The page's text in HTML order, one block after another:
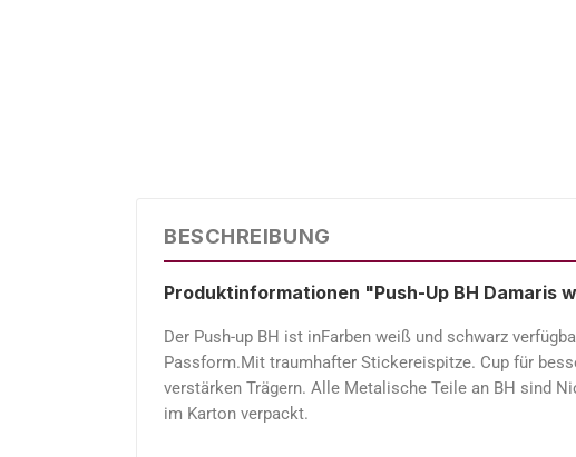
BESCHREIBUNG
Produktinformationen "Push-Up BH Damaris
Der Push-up BH ist inFarben weiß und schwarz
Passform.Mit traumhafter Stickereispitze. Cup für
verstärken Trägern. Alle Metalische Teile an BH sind
im Karton verpackt.